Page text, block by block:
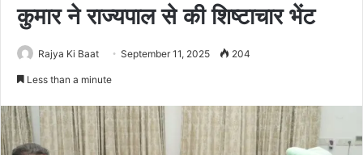
कुमार ने राज्यपाल से की शिष्टाचार भेंट
Rajya Ki Baat September 11, 2025 204
Less than a minute